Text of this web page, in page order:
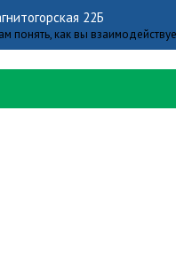
22Б
понять, как вы